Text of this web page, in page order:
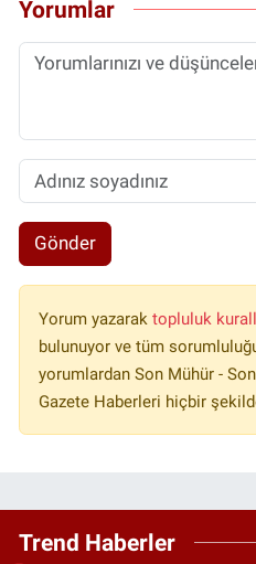
Yorumlar
Gönder
Yorum yazarak topluluk
bulunuyor ve tüm
yorumlardan Son Mühür -
Gazete Haberleri hiçbir
Trend Haberler